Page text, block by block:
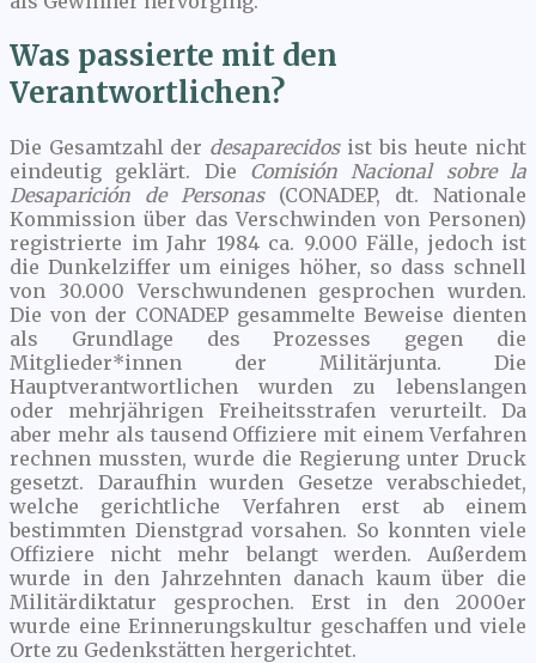
Was passierte mit den
Verantwortlichen?
Die Gesamtzahl der desaparecidos ist bis heute nicht
eindeutig geklärt. Die Comisión Nacional sobre la
Desaparición de Personas(CONADEP, dt. Nationale
Kommission über das Verschwinden von Personen)
registrierte im Jahr 1984 ca. 9.000 Fälle, jedoch ist
die Dunkelziffer um einiges höher, so dass schnell
von 30.000 Verschwundenen gesprochen wurden.
Die von der CONADEP gesammelte Beweise dienten
als Grundlage des Prozesses gegen die
Mitglieder*innen der Militärjunta. Die
Hauptverantwortlichen wurden zu lebenslangen
oder mehrjährigen Freiheitsstrafen verurteilt. Da
aber mehr als tausend Offiziere mit einem Verfahren
rechnen mussten, wurde die Regierung unter Druck
gesetzt. Daraufhin wurden Gesetze verabschiedet,
welche gerichtliche Verfahren erst ab einem
bestimmten Dienstgrad vorsahen. So konnten viele
Offiziere nicht mehr belangt werden. Außerdem
wurde in den Jahrzehnten danach kaum über die
Militärdiktatur gesprochen. Erst in den 2000er
wurde eine Erinnerungskultur geschaffen und viele
Orte zu Gedenkstätten hergerichtet.